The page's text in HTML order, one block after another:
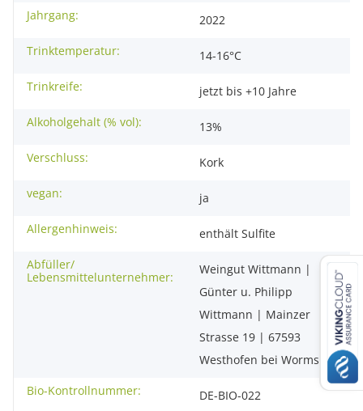
Jahrgang:
2022
Trinktemperatur:
14-16°C
Trinkreife:
jetzt bis +10 Jahre
Alkoholgehalt (% vol):
13%
Verschluss:
Kork
vegan:
ja
Allergenhinweis:
enthält Sulfite
Abfüller/
Lebensmittelunternehmer:
Weingut Wittmann |
Günter u. Philipp
Wittmann | Mainzer
Strasse 19 | 67593
Westhofen bei Worms
Bio-Kontrollnummer:
DE-BIO-022